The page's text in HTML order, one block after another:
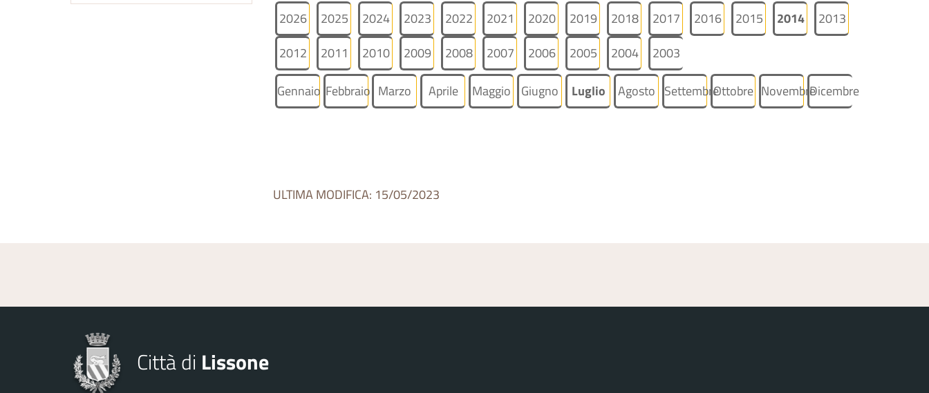
2026 2025 2024 2023 2022 2021 2020 2019 2018 2017 2016 2015 2014
2013
2012
2011 2010 2009 2008 2007 2006 2005 2004 2003
Gennaio Febbraio Marzo Aprile Maggio Giugno Luglio Agosto SettembreOttobre NovembreDicembre
ULTIMA MODIFICA: 15/05/2023
Città di Lissone